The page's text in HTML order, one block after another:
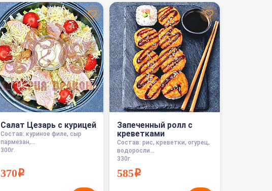
Салат Цезарь с курицей
Состав: куриное филе, сыр
пармезан,...
300г.
370i
Запеченный ролл с
креветками
Состав: рис, креветки, огурец,
водоросли...
330г.
585i